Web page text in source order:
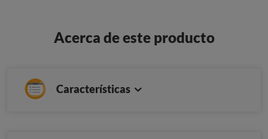
Acerca de este producto
Características